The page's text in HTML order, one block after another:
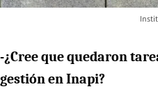
-¿Cree que quedaron
gestión en Inapi?